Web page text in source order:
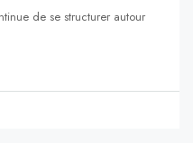
de se structurer autour